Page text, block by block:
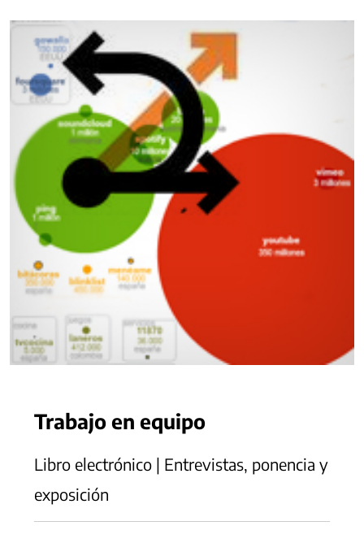
Trabajo en equipo
Libro electrónico | Entrevistas, ponencia y
exposición